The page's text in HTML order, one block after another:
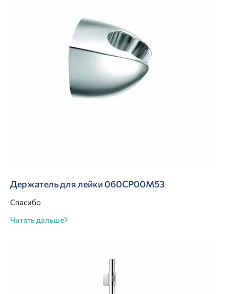
Держатель для лейки 060CP00M53
Спасибо
Читать дальше